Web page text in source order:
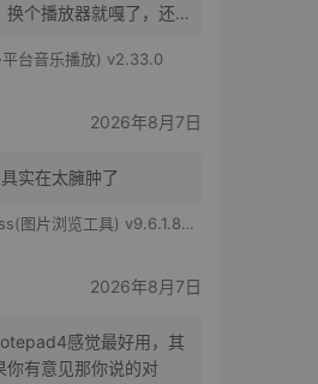
换个播放器就嘎了，还
台音乐播放) v2.33.0
2026年8月7日
实在太臃肿了
片浏览工具) v9.6.1.807 官方便携版
2026年8月7日
感觉最好用，其
你有意见那你说的对